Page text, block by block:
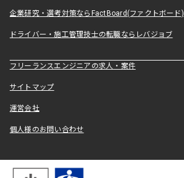
企業研究・選考対策ならFactBoard(ファクトボード)
ドライバー・施工管理技士の転職ならレバジョブ
フリーランスエンジニアの求人・案件
サイトマップ
運営会社
個人様のお問い合わせ